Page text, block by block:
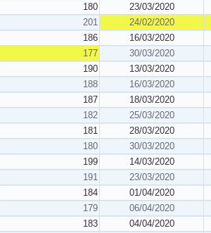
180 23/03/2020
201 24/02/2020
186 16/03/2020
177 30/03/2020
190 13/03/2020
188 16/03/2020
187 18/03/2020
182 25/03/2020
181 28/03/2020
180 30/03/2020
199 14/03/2020
191 23/03/2020
184 01/04/2020
179 06/04/2020
183 04/04/2020